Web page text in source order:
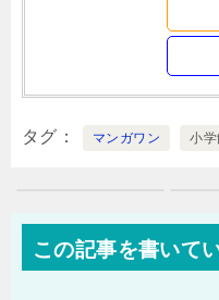
タグ マンガワン 小学
この記事を書いて